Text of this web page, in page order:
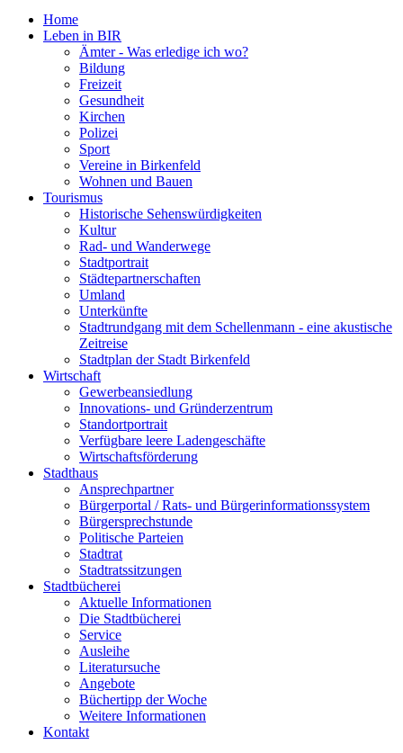
Home
Leben in BIR
Ämter - Was erledige ich wo?
Bildung
Freizeit
Gesundheit
Kirchen
Polizei
Sport
Vereine in Birkenfeld
Wohnen und Bauen
Tourismus
Historische Sehenswürdigkeiten
Kultur
Rad- und Wanderwege
Stadtportrait
Städtepartnerschaften
Umland
Unterkünfte
Stadtrundgang mit dem Schellenmann - eine akustische
Zeitreise
Stadtplan der Stadt Birkenfeld
Wirtschaft
Gewerbeansiedlung
Innovations- und Gründerzentrum
Standortportrait
Verfügbare leere Ladengeschäfte
Wirtschaftsförderung
Stadthaus
Ansprechpartner
Bürgerportal / Rats- und Bürgerinformationssystem
Bürgersprechstunde
Politische Parteien
Stadtrat
Stadtratssitzungen
Stadtbücherei
Aktuelle Informationen
Die Stadtbücherei
Service
Ausleihe
Literatursuche
Angebote
Büchertipp der Woche
Weitere Informationen
Kontakt